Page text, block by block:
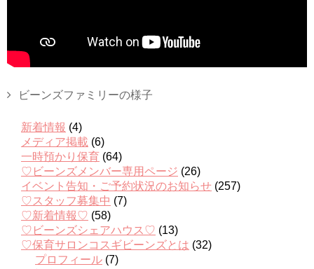
ビーンズファミリーの様子
新着情報 (4)
メディア掲載 (6)
一時預かり保育 (64)
♡ビーンズメンバー専用ページ (26)
イベント告知・ご予約状況のお知らせ (257)
♡スタッフ募集中 (7)
♡新着情報♡ (58)
♡ビーンズシェアハウス♡ (13)
♡保育サロンコスギビーンズとは (32)
プロフィール (7)